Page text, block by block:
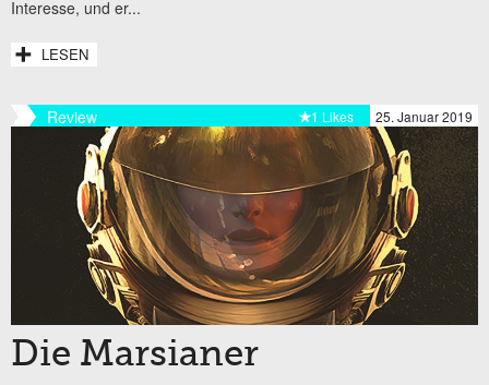
Interesse, und er...
LESEN
Review 25. Januar 2019
1 Likes
Die Marsianer